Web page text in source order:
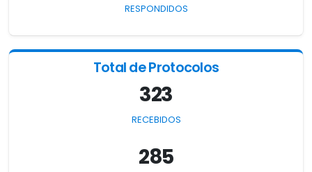
RESPONDIDOS
Total de Protocolos
323
RECEBIDOS
285